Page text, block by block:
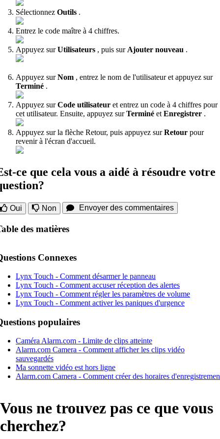
Sélectionnez Outils .
Entrez le code maître à 4 chiffres.
Appuyez surUtilisateurs , puis surAjouter nouveau .
Appuyez surNom , entrez le nom de l'utilisateur et appuyez sur
Terminé .
Appuyez surCode utilisateur et entrez un code à 4 chiffres pour
cet utilisateur. Ensuite, appuyez surTerminé etEnregistrer .
Appuyez sur la flèche Retour, puis appuyez surRetour pour
revenir à l'écran d'accueil.
ce que cela vous a aidé à résoudre votre
Oui Non Envoyer des commentaires
des matières
Connexes
Lynx Touch - Comment désarmer le panneau
Lynx Touch - Comment accuser réception des alertes
Lynx Touch - Comment régler les paramètres de volume
Lynx Touch - Comment activer les paniques d'urgence
populaires
Caméra Alarm.com - Limite de clips atteinte
Alarm.com Camera - Comment afficher les clips vidéo
sauvegardés
Ma sonnette vidéo est hors ligne
Alarm.com Camera - Comment créer des horaires
Vous ne trouvez pas ce que vous
cherchez?